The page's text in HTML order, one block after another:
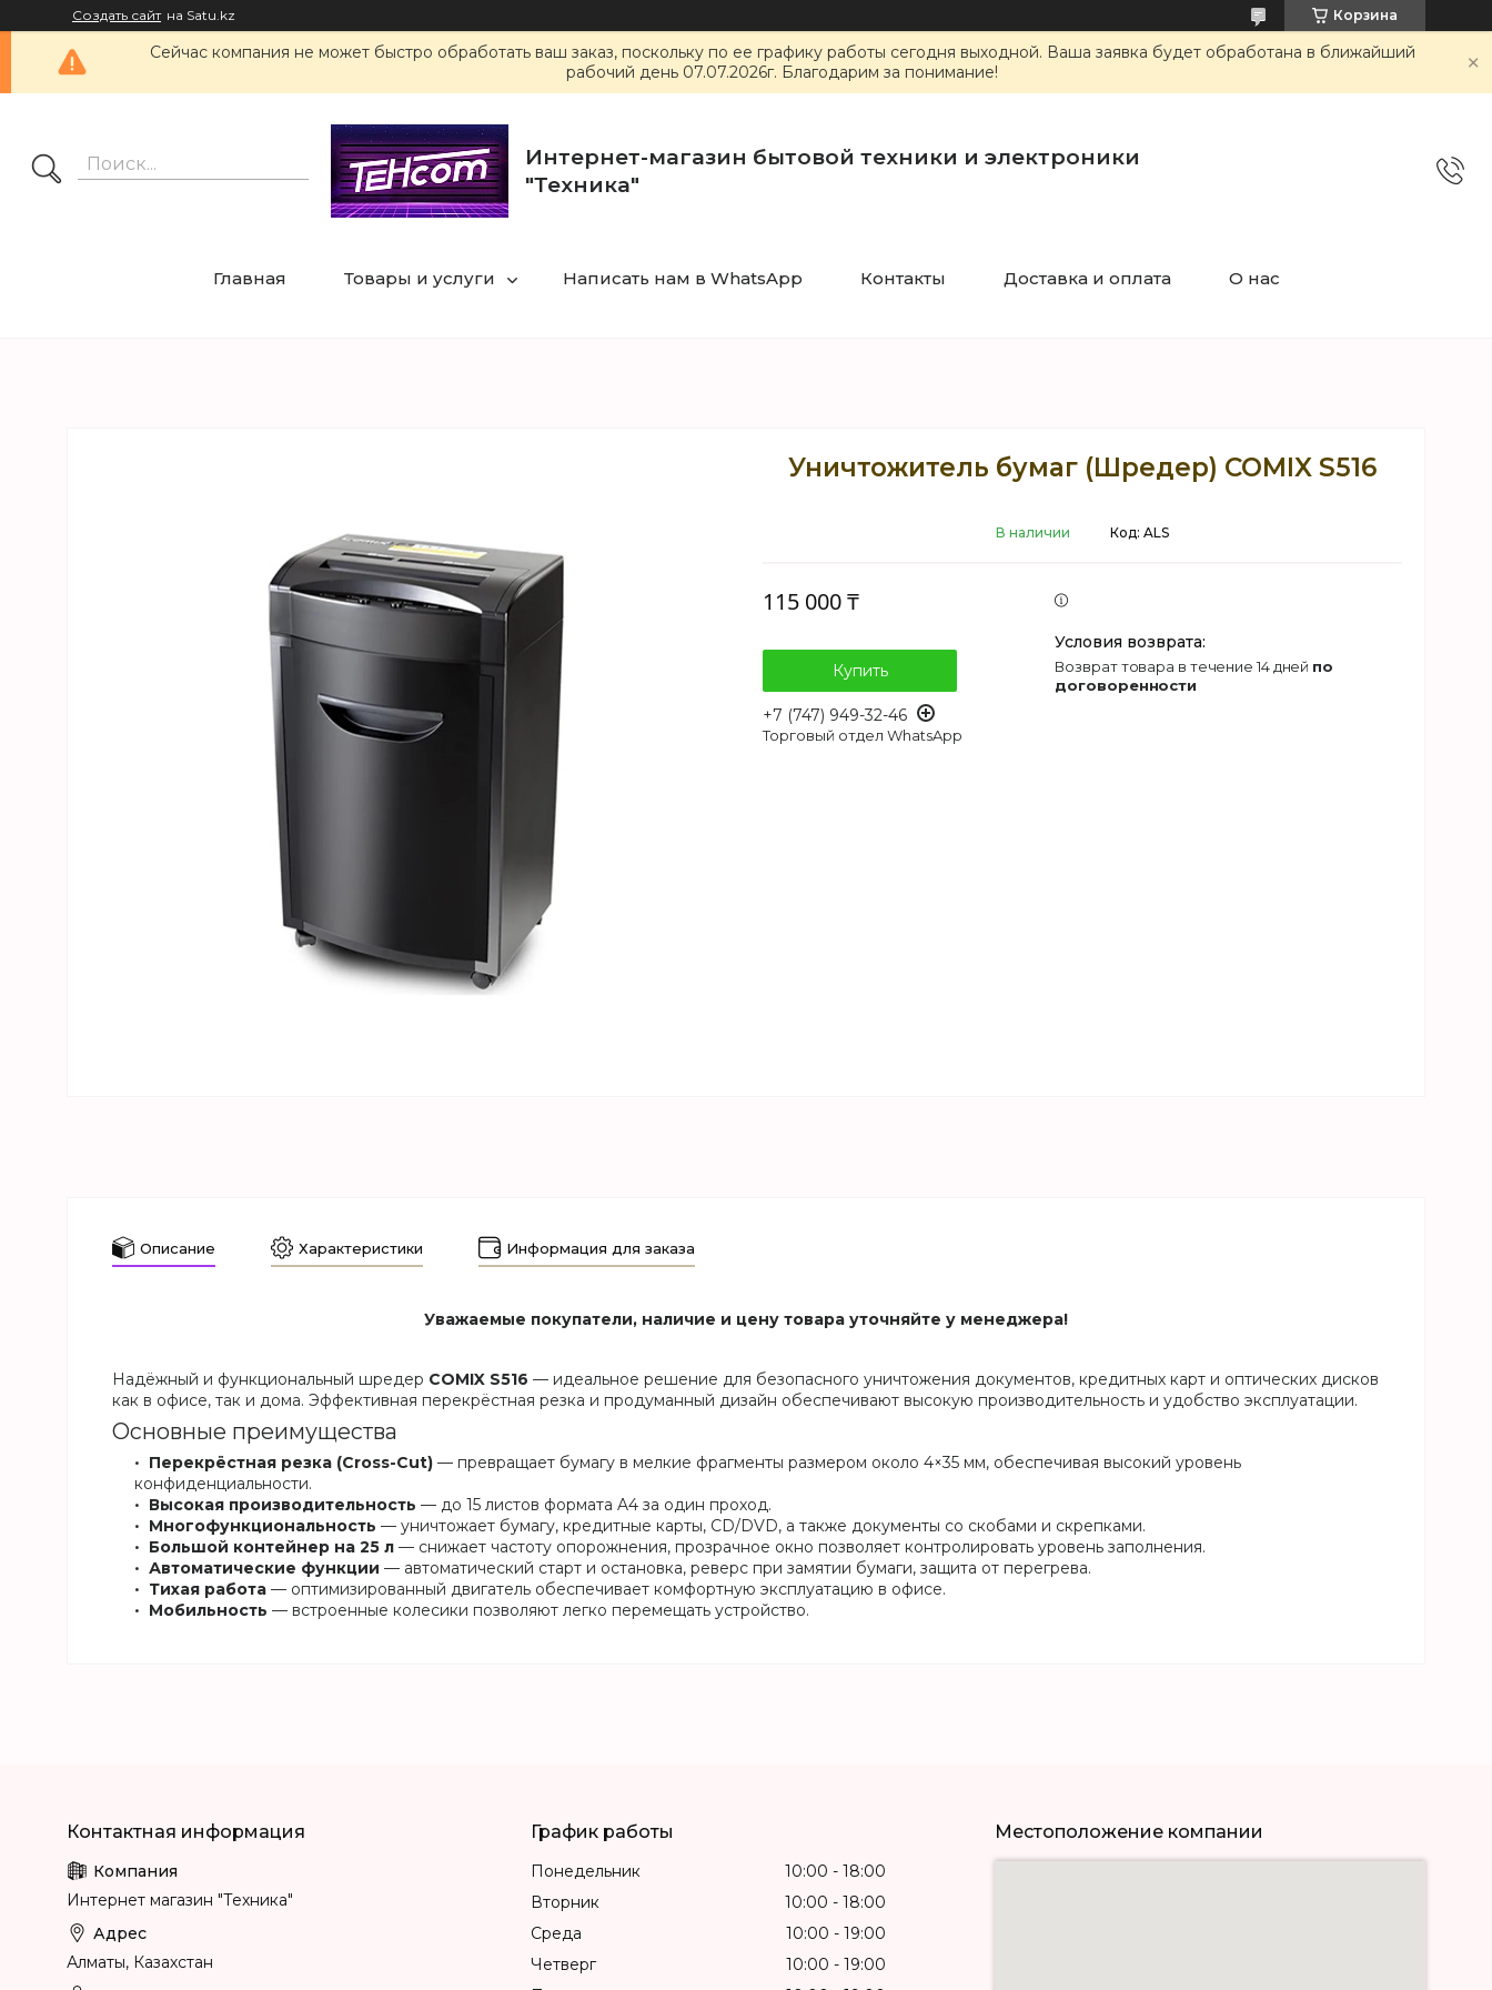
Создать сайт на Satu.kz Корзина
Сейчас компания не может быстро обработать ваш заказ, поскольку по ее графику работы сегодня выходной. Ваша заявка будет обработана в ближайший
рабочий день 07.07.2026г. Благодарим за понимание!
Интернет-магазин бытовой техники и электроники
"Техника"
Главная Товары и услуги Написать нам в WhatsApp Контакты Доставка и оплата О нас
Уничтожитель бумаг (Шредер) COMIX S516
В наличии Код: ALS
115 000 ₸
Купить
+7 (747) 949-32-46
Торговый отдел WhatsApp
возврат товара в течение 14 дней по
договоренности
Описание Характеристики Информация для заказа
Уважаемые покупатели, наличие и цену товара уточняйте у менеджера!
Надёжный и функциональный шредер COMIX S516 — идеальное решение для безопасного уничтожения документов, кредитных карт и оптических дисков
как в офисе, так и дома. Эффективная перекрёстная резка и продуманный дизайн обеспечивают высокую производительность и удобство эксплуатации.
Основные преимущества
Перекрёстная резка (Cross-Cut) — превращает бумагу в мелкие фрагменты размером около 4×35 мм, обеспечивая высокий уровень
конфиденциальности.
Высокая производительность — до 15 листов формата A4 за один проход.
Многофункциональность — уничтожает бумагу, кредитные карты, CD/DVD, а также документы со скобами и скрепками.
Большой контейнер на 25 л — снижает частоту опорожнения, прозрачное окно позволяет контролировать уровень заполнения.
Автоматические функции — автоматический старт и остановка, реверс при замятии бумаги, защита от перегрева.
Тихая работа — оптимизированный двигатель обеспечивает комфортную эксплуатацию в офисе.
Мобильность — встроенные колесики позволяют легко перемещать устройство.
Интернет магазин "Техника"
Алматы, Казахстан
График работы
Понедельник 10:00
18:00
Вторник
10:00
18:00
Среда
10:00
19:00
Четверг
10:00
19:00
Местоположение компании